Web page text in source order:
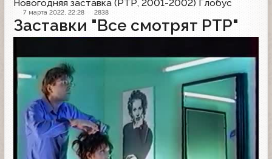
Новогодняя заставка (РТР, 2001-2002) Глобус
7 марта 2022, 22:28 2838
Заставки "Все смотрят РТР"